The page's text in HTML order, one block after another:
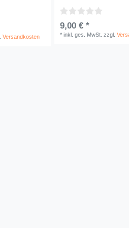
Versandkosten
9,00 € *
* inkl. ges. MwSt. zzgl.